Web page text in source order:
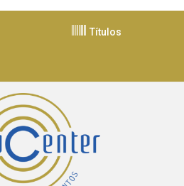
Títulos